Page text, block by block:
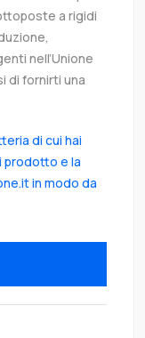
a rigidi
nell’Unione
di fornirti una
di cui hai
prodotto e la
in modo da